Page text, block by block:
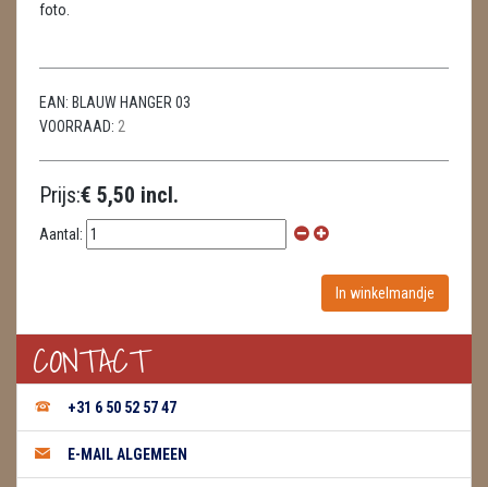
SCHEDELS / SKULLS
SELENIET
TELEFOON KOORDEN
THEELICHTEN
VLINDERS
ZAKJES WATER ELIXERS
foto.
EAN: BLAUW HANGER 03
VOORRAAD: 2
Prijs:€ 5,50 incl.
Aantal:
CONTACT
+31 6 50 52 57 47
E-MAIL ALGEMEEN